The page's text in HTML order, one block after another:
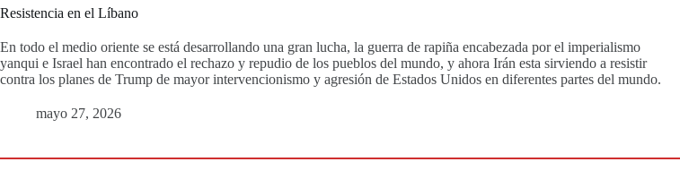
Resistencia en el Líbano
En todo el medio oriente se está desarrollando una gran lucha, la guerra de rapiña encabezada por el imperialismo
yanqui e Israel han encontrado el rechazo y repudio de los pueblos del mundo, y ahora Irán esta sirviendo a resistir
contra los planes de Trump de mayor intervencionismo y agresión de Estados Unidos en diferentes partes del mundo.
mayo 27, 2026